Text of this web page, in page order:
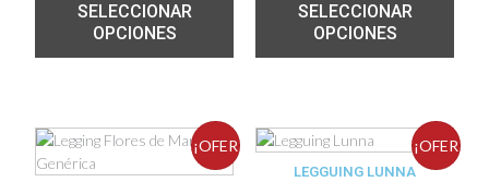
SELECCIONAR
OPCIONES
SELECCIONAR
OPCIONES
¡OFER ¡OFER
LEGGUING LUNNA